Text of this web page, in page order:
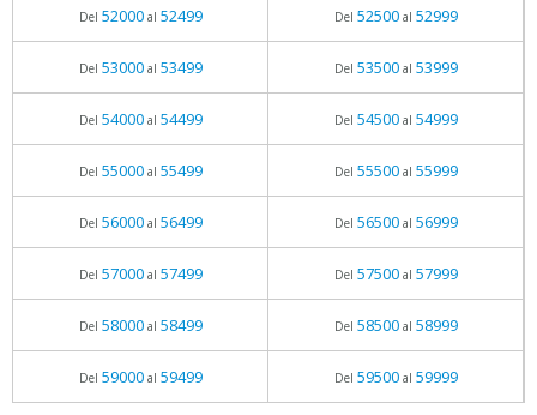
Del 52000al 52499 Del 52500al 52999
Del 53000al 53499 Del 53500al 53999
Del 54000al 54499 Del 54500al 54999
Del 55000al 55499 Del 55500al 55999
Del 56000al 56499 Del 56500al 56999
Del 57000al 57499 Del 57500al 57999
Del 58000al 58499 Del 58500al 58999
Del 59000al 59499 Del 59500al 59999